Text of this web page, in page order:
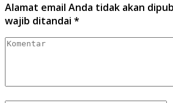
Alamat email Anda tidak akan
wajib ditandai *